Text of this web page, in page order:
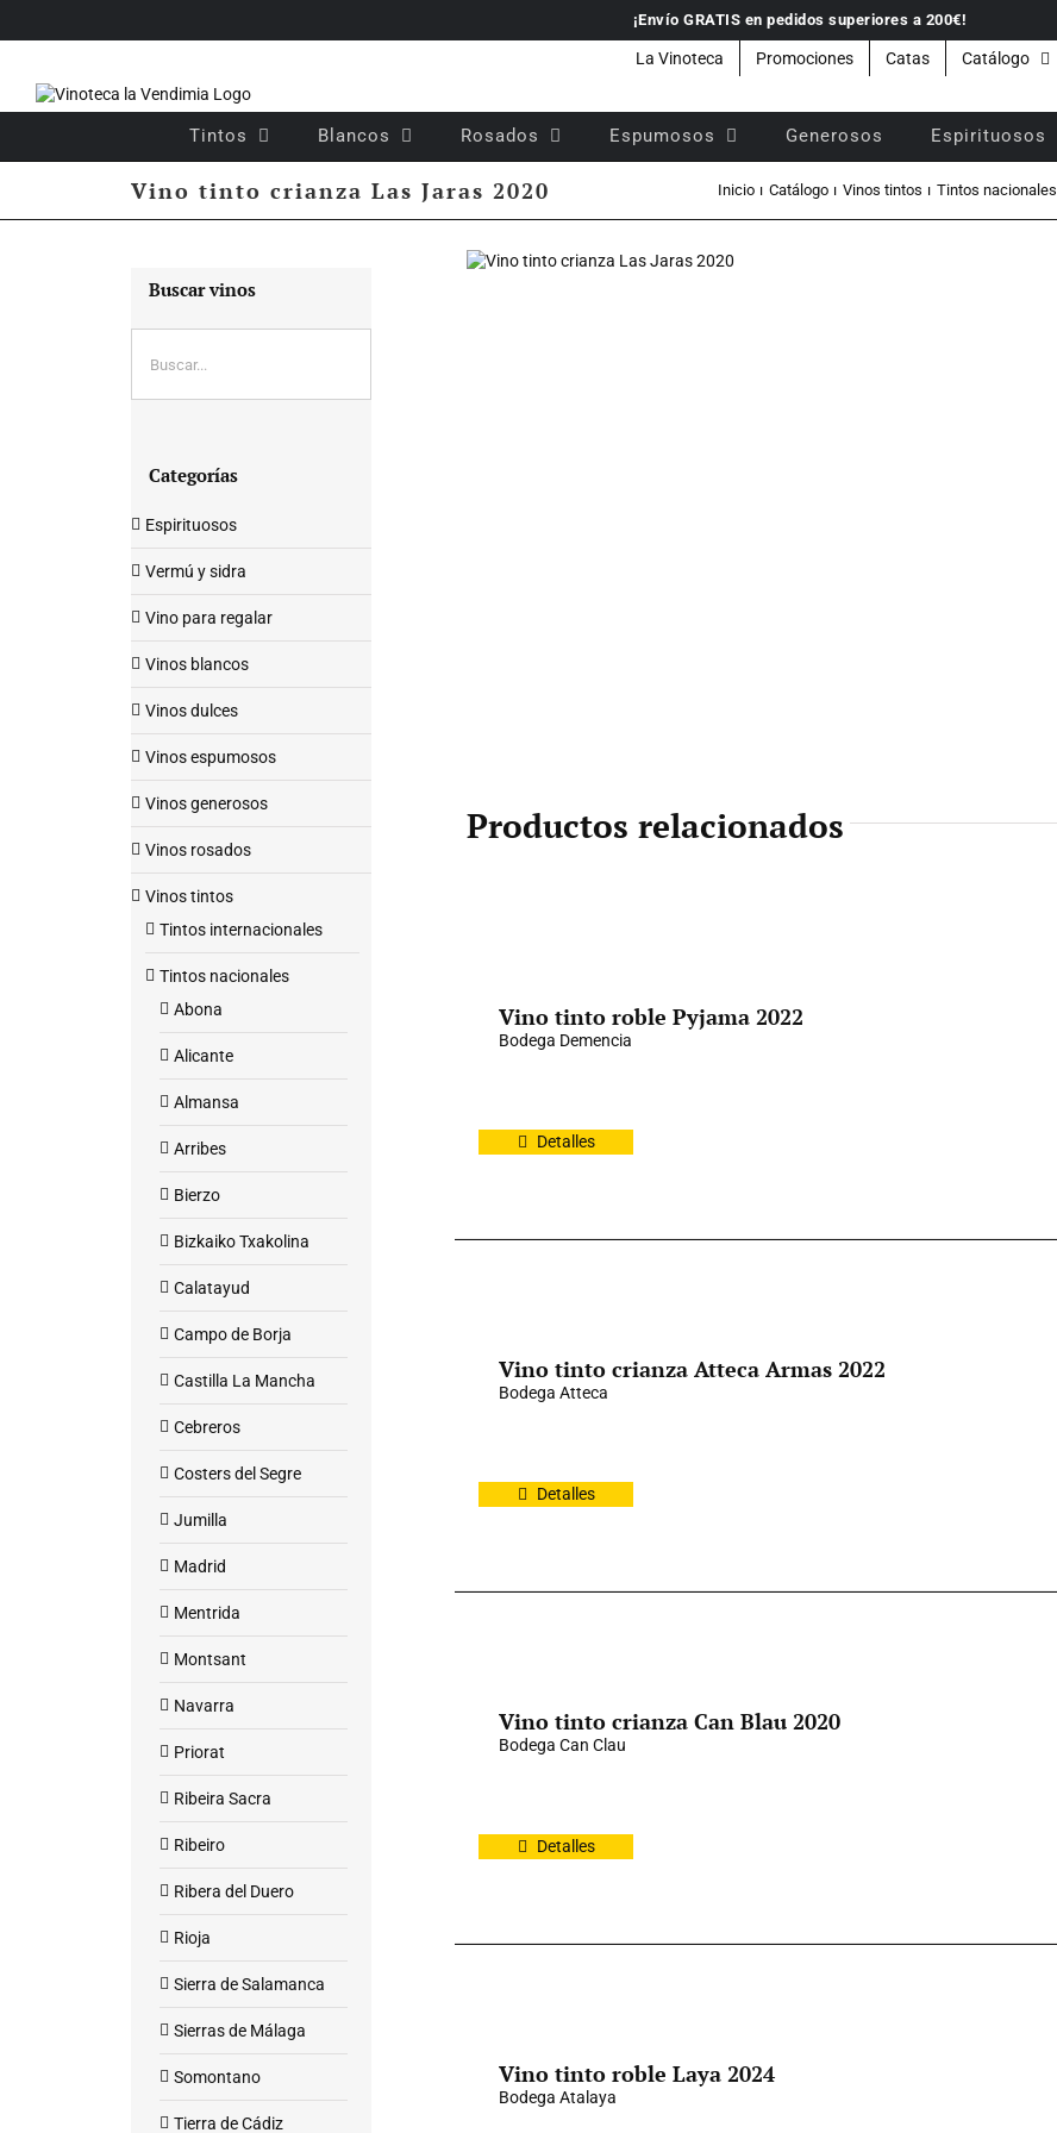
¡Envío GRATIS en pedidos superiores a 200€!
La Vinoteca Promociones Catas Catálogo
Tintos Blancos Rosados Espumosos Generosos Espirituosos
Vino tinto crianza Las Jaras 2020 Inicio Catálogo Vinos tintos Tintos nacionales
Productos relacionados
Vino tinto roble Pyjama 2022
Bodega Demencia
Detalles
Vino tinto crianza Atteca Armas 2022
Bodega Atteca
Detalles
Vino tinto crianza Can Blau 2020
Bodega Can Clau
Detalles
Vino tinto roble Laya 2024
Bodega Atalaya
Buscar vinos
Categorías
Espirituosos
Vermú y sidra
Vino para regalar
Vinos blancos
Vinos dulces
Vinos espumosos
Vinos generosos
Vinos rosados
Vinos tintos
Tintos internacionales
Tintos nacionales
Abona
Alicante
Almansa
Arribes
Bierzo
Bizkaiko Txakolina
Calatayud
Campo de Borja
Castilla La Mancha
Cebreros
Costers del Segre
Jumilla
Madrid
Mentrida
Montsant
Navarra
Priorat
Ribeira Sacra
Ribeiro
Ribera del Duero
Rioja
Sierra de Salamanca
Sierras de Málaga
Somontano
Tierra de Cádiz